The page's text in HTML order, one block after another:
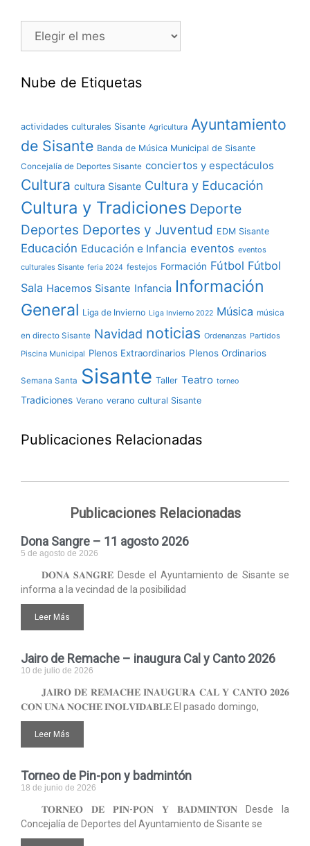
Nube de Etiquetas
actividades culturales Sisante Agricultura Ayuntamiento
de Sisante Banda de Música Municipal de Sisante
Concejalía de Deportes Sisante conciertos y espectáculos
Cultura cultura Sisante Cultura y Educación
Cultura y Tradiciones Deporte
Deportes Deportes y Juventud EDM Sisante
Educación Educación e Infancia eventos eventos
culturales Sisante feria 2024 festejos Formación Fútbol Fútbol
Sala Hacemos Sisante Infancia Información
General Liga de Invierno Liga Invierno 2022 Música música
en directo Sisante Navidad noticias Ordenanzas Partidos
Piscina Municipal Plenos Extraordinarios Plenos Ordinarios
Semana Santa Sisante Taller Teatro torneo
Tradiciones Verano verano cultural Sisante
Publicaciones Relacionadas
Publicaciones Relacionadas
Dona Sangre – 11 agosto 2026
5 de agosto de 2026
𝐃𝐎𝐍𝐀 𝐒𝐀𝐍𝐆𝐑𝐄 Desde el Ayuntamiento de Sisante se
informa a la vecindad de la posibilidad
Leer Más
Jairo de Remache – inaugura Cal y Canto 2026
10 de julio de 2026
𝐉𝐀𝐈𝐑𝐎 𝐃𝐄 𝐑𝐄𝐌𝐀𝐂𝐇𝐄 𝐈𝐍𝐀𝐔𝐆𝐔𝐑𝐀 𝐂𝐀𝐋 𝐘 𝐂𝐀𝐍𝐓𝐎 𝟐𝟎𝟐𝟔
𝐂𝐎𝐍 𝐔𝐍𝐀 𝐍𝐎𝐂𝐇𝐄 𝐈𝐍𝐎𝐋𝐕𝐈𝐃𝐀𝐁𝐋𝐄 El pasado domingo,
Leer Más
Torneo de Pin-pon y badmintón
18 de junio de 2026
𝐓𝐎𝐑𝐍𝐄𝐎 𝐃𝐄 𝐏𝐈𝐍-𝐏𝐎𝐍 𝐘 𝐁𝐀𝐃𝐌𝐈𝐍𝐓𝐎́𝐍 Desde la
Concejalía de Deportes del Ayuntamiento de Sisante se